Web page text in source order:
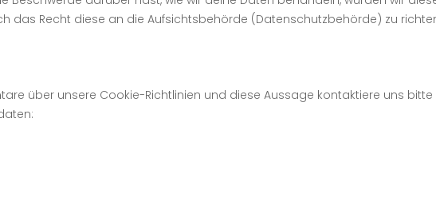
das Recht diese an die Aufsichtsbehörde (Datenschutzbehörde) zu
über unsere Cookie-Richtlinien und diese Aussage kontaktiere uns bitte